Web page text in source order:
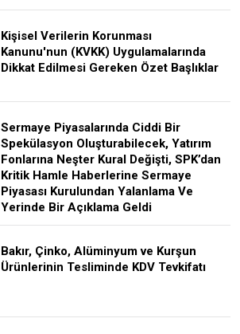
Kişisel Verilerin Korunması
Kanunu'nun (KVKK) Uygulamalarında
Dikkat Edilmesi Gereken Özet Başlıklar
Sermaye Piyasalarında Ciddi Bir
Spekülasyon Oluşturabilecek, Yatırım
Fonlarına Neşter Kural Değişti, SPK’dan
Kritik Hamle Haberlerine Sermaye
Piyasası Kurulundan Yalanlama Ve
Yerinde Bir Açıklama Geldi
Bakır, Çinko, Alüminyum ve Kurşun
Ürünlerinin Tesliminde KDV Tevkifatı